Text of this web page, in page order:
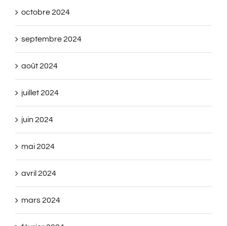
octobre 2024
septembre 2024
août 2024
juillet 2024
juin 2024
mai 2024
avril 2024
mars 2024